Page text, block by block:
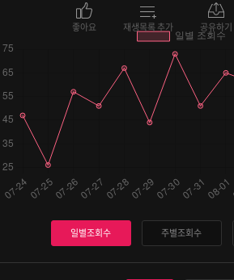
좋아요 재생목록 추가 공유하기
일별조회수 주별조회수